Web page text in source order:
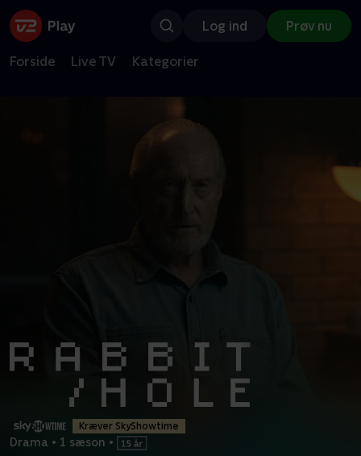
Log ind Prøv nu
Forside Live TV Kategorier
Kræver SkyShowtime
Drama • 1 sæson •